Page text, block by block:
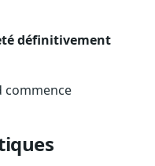
le plaidoyer
définitivement
commence